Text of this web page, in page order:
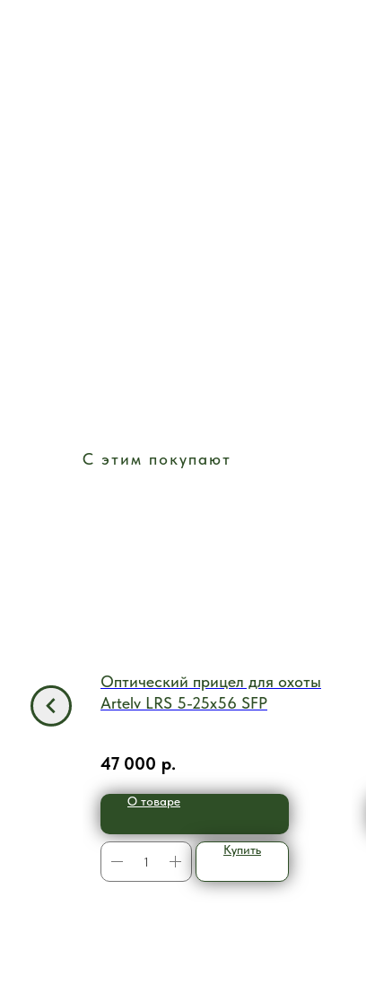
С этим покупают
Атлас
всего 400
Оптический прицел для охоты
Artelv LRS 5-25x56 SFP
47 000 р.
О товаре
Купить